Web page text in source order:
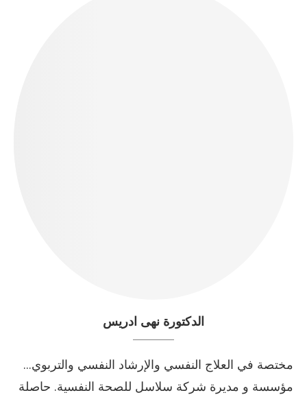
الدكتورة نهى ادريس
مختصة في العلاج النفسي والإرشاد النفسي والتربوي...
مؤسسة و مديرة شركة سلاسل للصحة النفسية. حاصلة